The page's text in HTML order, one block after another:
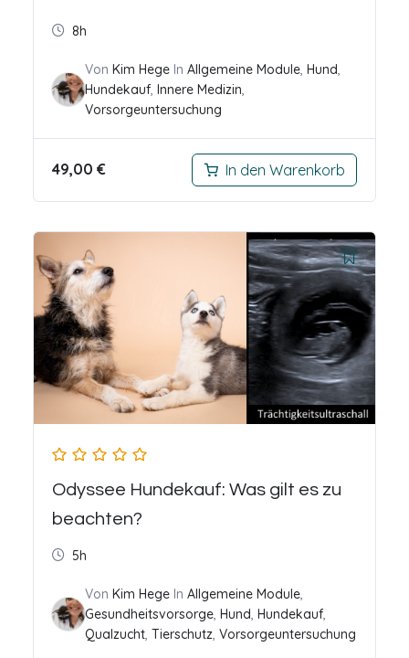
8h
Von Kim Hege In Allgemeine Module, Hund,
Hundekauf, Innere Medizin,
Vorsorgeuntersuchung
49,00 € In den Warenkorb
Odyssee Hundekauf: Was gilt es zu
beachten?
5h
Von Kim Hege In Allgemeine Module,
Gesundheitsvorsorge, Hund, Hundekauf,
Qualzucht, Tierschutz, Vorsorgeuntersuchung